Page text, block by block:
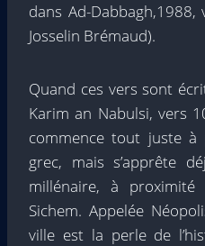
dans Ad-
Josselin Brémaud).
Quand ces vers sont
Karim an Nabulsi, vers
commence tout juste
grec, mais s’apprête
millénaire, à
Sichem. Appelée
ville est la perle de